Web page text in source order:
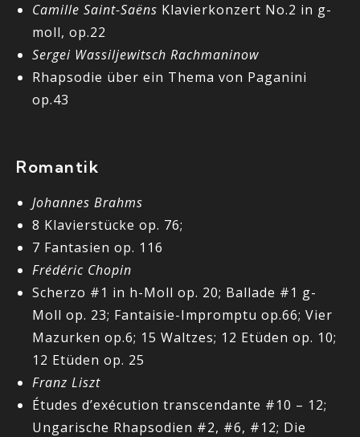
Camille Saint-Saëns Klavierkonzert No.2 in g-
moll, op.22
Sergei Wassiljewitsch Rachmaninow
Rhapsodie über ein Thema von Paganini
op.43
Romantik
Johannes Brahms
8 Klavierstücke op. 76;
7 Fantasien op. 116
Frédéric Chopin
Scherzo #1 in h-Moll op. 20; Ballade #1 g-
Moll op. 23; Fantaisie-Impromptu op.66; Vier
Mazurken op.6; 15 Waltzes; 12 Etüden op. 10;
12 Etüden op. 25
Franz Liszt
Études d’exécution transcendante #10 – 12;
Ungarische Rhapsodien #2, #6, #12; Die